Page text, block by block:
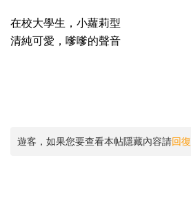
在校大學生，小蘿莉型
清純可愛，嗲嗲的聲音
遊客，如果您要查看本帖隱藏內容請回復